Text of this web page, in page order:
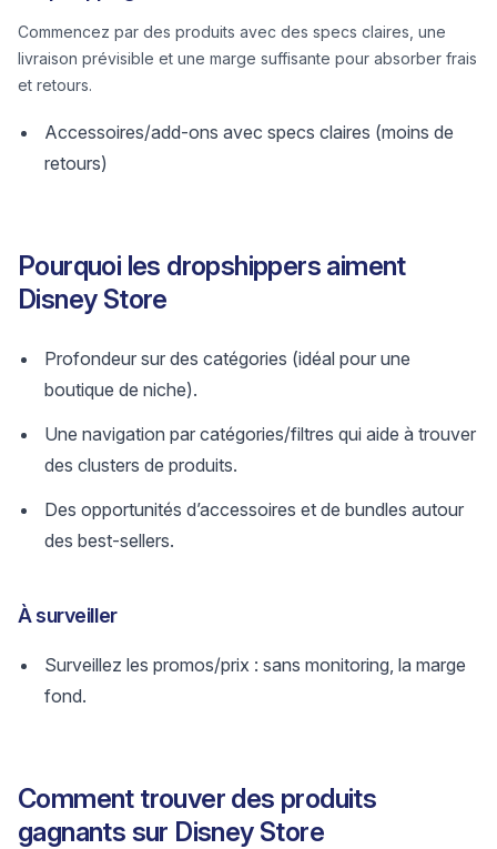
Commencez par des produits avec des specs claires, une
livraison prévisible et une marge suffisante pour absorber frais
et retours.
Accessoires/add-ons avec specs claires (moins de
retours)
Pourquoi les dropshippers aiment
Disney Store
Profondeur sur des catégories (idéal pour une
boutique de niche).
Une navigation par catégories/filtres qui aide à trouver
des clusters de produits.
Des opportunités d’accessoires et de bundles autour
des best-sellers.
À surveiller
Surveillez les promos/prix : sans monitoring, la marge
fond.
Comment trouver des produits
gagnants sur Disney Store